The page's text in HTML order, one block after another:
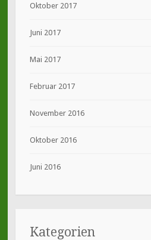
Oktober 2017
Juni 2017
Mai 2017
Februar 2017
November 2016
Oktober 2016
Juni 2016
Kategorien